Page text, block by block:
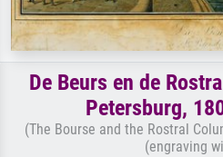
De Beurs en de
Petersburg,
(The Bourse and the Rostral
(engraving